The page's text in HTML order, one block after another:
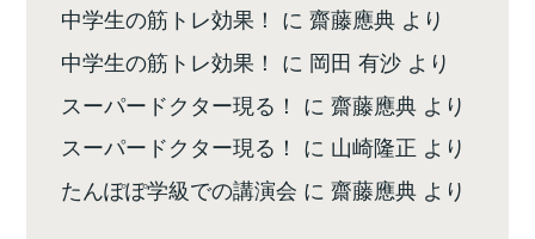
中学生の筋トレ効果！ に齋藤應典 より
中学生の筋トレ効果！ に 岡田 有沙 より
スーパードクター現る！ に齋藤應典 より
スーパードクター現る！ に 山崎隆正 より
たんぽぽ学級での講演会 に齋藤應典 より